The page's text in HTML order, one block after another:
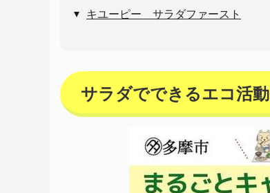
キユーピー サラダファースト
サラダでできるエコ活動